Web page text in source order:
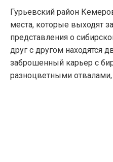
Гурьевский район
места, которые выходят
представления о
друг с другом находятся
заброшенный карьер с
разноцветными